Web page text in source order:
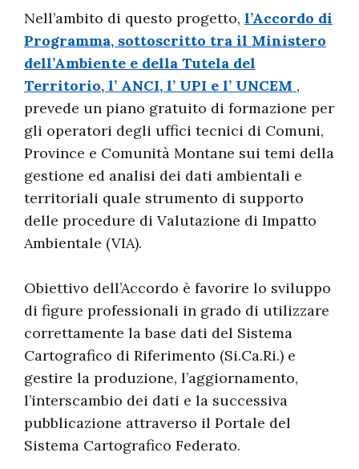
Nell’ambito di questo progetto, l’Accordo di
Programma, sottoscritto tra il Ministero
dell’Ambiente e della Tutela del
Territorio, l’ ANCI, l’ UPI e l’ UNCEM ,
prevede un piano gratuito di formazione per
gli operatori degli uffici tecnici di Comuni,
Province e Comunità Montane sui temi della
gestione ed analisi dei dati ambientali e
territoriali quale strumento di supporto
delle procedure di Valutazione di Impatto
Ambientale (VIA).
Obiettivo dell’Accordo è favorire lo sviluppo
di figure professionali in grado di utilizzare
correttamente la base dati del Sistema
Cartografico di Riferimento (Si.Ca.Ri.) e
gestire la produzione, l’aggiornamento,
l’interscambio dei dati e la successiva
pubblicazione attraverso il Portale del
Sistema Cartografico Federato.